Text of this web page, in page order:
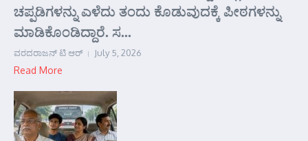
ಚಪ್ಪಡಿಗಳನ್ನು ಎಳೆದು ತಂದು ಕೊಡುವುದಕ್ಕೆ ಪೀಠಗಳನ್ನು
ಮಾಡಿಕೊಂಡಿದ್ದಾರೆ. ಸ...
ವರದರಾಜನ್ ಟಿ ಆರ್ July 5, 2026
Read More